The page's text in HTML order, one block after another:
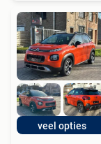
veel opties